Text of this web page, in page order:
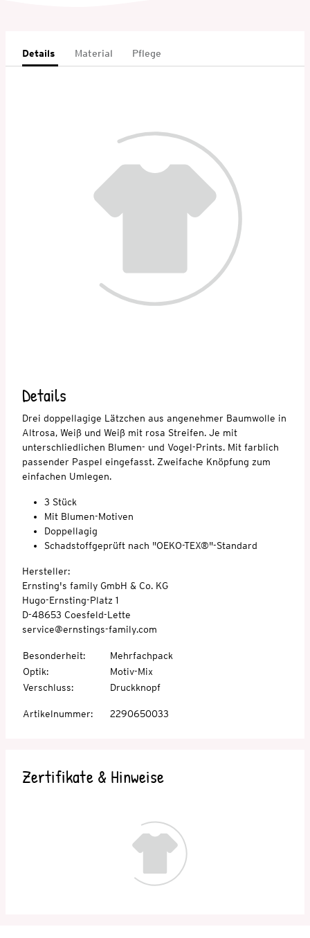
Details Material Pflege
Details
Drei doppellagige Lätzchen aus angenehmer Baumwolle in
Altrosa, Weiß und Weiß mit rosa Streifen. Je mit
unterschliedlichen Blumen- und Vogel-Prints. Mit farblich
passender Paspel eingefasst. Zweifache Knöpfung zum
einfachen Umlegen.
3 Stück
Mit Blumen-Motiven
Doppellagig
Schadstoffgeprüft nach "OEKO-TEX®"-Standard
Hersteller:
Ernsting's family GmbH & Co. KG
Hugo-Ernsting-Platz 1
D-48653 Coesfeld-Lette
service@ernstings-family.com
Besonderheit:
Mehrfachpack
Optik:
Motiv-Mix
Verschluss: Druckknopf
Artikelnummer: 2290650033
Zertifikate & Hinweise